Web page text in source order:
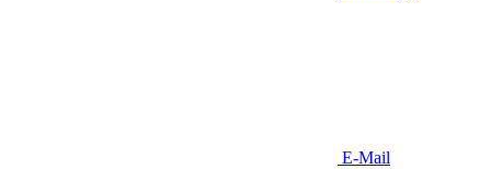
E-Mail